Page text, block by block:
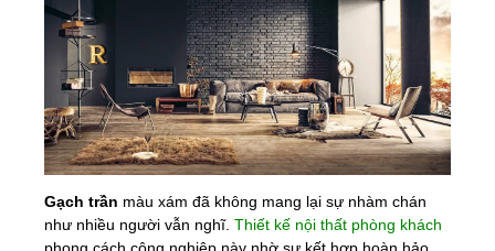
Gạch trần màu xám đã không mang lại sự nhàm chán
như nhiều người vẫn nghĩ. Thiết kế nội thất phòng khách